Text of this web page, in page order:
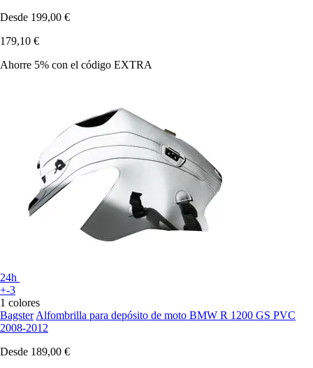
Desde 199,00 €
179,10 €
Ahorre 5% con el código EXTRA
24h
+-3
1 colores
Bagster Alfombrilla para depósito de moto BMW R 1200 GS PVC
2008-2012
Desde 189,00 €